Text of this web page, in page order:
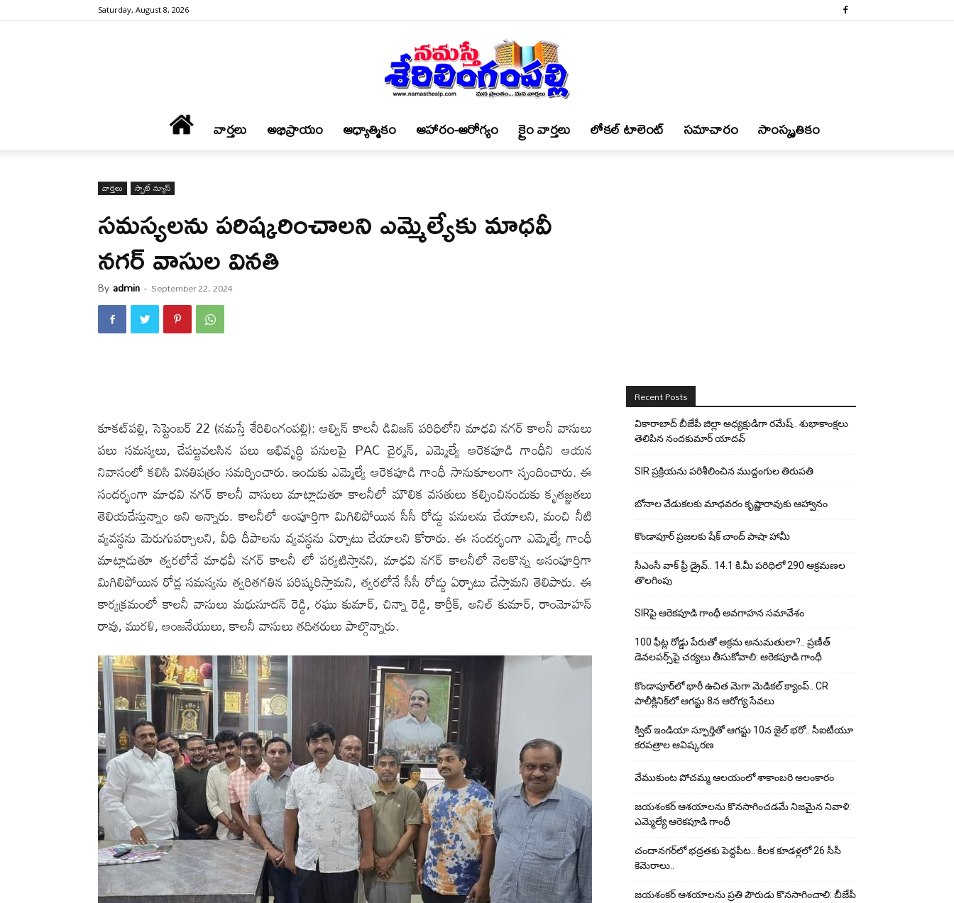
Saturday, August 8, 2026
శేరిలింగంపల్లి
వార్త‌లు అభిప్రాయం ఆధ్యాత్మికం ఆహారం-ఆరోగ్యం క్రైం వార్త‌లు లోకల్ టాలెంట్ స‌మాచారం సాంస్కృతికం
వార్త‌లు స్పాట్ న్యూస్
స‌మ‌స్య‌ల‌ను ప‌రిష్క‌రించాల‌ని ఎమ్మెల్యేకు మాధ‌వీ
న‌గ‌ర్ వాసుల విన‌తి
By admin - September 22, 2024
కూక‌ట్‌ప‌ల్లి, సెప్టెంబ‌ర్ 22 (న‌మ‌స్తే శేరిలింగంప‌ల్లి): ఆల్విన్ కాలనీ డివిజన్ పరిధిలోని మాధవి నగర్ కాలనీ వాసులు
పలు సమస్యలు, చేపట్టవలసిన పలు అభివృద్ధి పనులపై PAC చైర్మన్, ఎమ్మెల్యే ఆరెకపూడి గాంధీని ఆయ‌న‌
నివాసంలో కలిసి వినతిపత్రం సమర్పించారు. ఇందుకు ఎమ్మెల్యే ఆరెకపూడి గాంధీ సానుకూలంగా స్పందించారు. ఈ
సందర్భంగా మాధవి నగర్ కాలనీ వాసులు మాట్లాడుతూ కాలనీలో మౌలిక వసతులు క‌ల్పించినందుకు కృతజ్ఞతలు
తెలియచేస్తున్నాం అని అన్నారు. కాలనీలో అంపూర్తిగా మిగిలిపోయిన సీసీ రోడ్డు ప‌నులను చేయాలని, మంచి నీటి
వ్యవస్థను మెరుగుపర్చాలని, వీధి దీపాలను వ్యవస్థను ఏర్పాటు చేయాలని కోరారు. ఈ సందర్భంగా ఎమ్మెల్యే గాంధీ
మాట్లాడుతూ త్వరలోనే మాధవీ నగర్ కాలనీ లో పర్యటిస్తానని, మాధవి నగర్ కాలనీలో నెలకొన్న అసంపూర్తిగా
మిగిలిపోయిన రోడ్ల సమస్యను త్వరితగతిన పరిష్కరిస్తామని, త్వరలోనే సీసీ రోడ్డు ఏర్పాటు చేస్తామని తెలిపారు. ఈ
కార్యక్రమంలో కాలనీ వాసులు మధుసూదన్ రెడ్డి, రఘు కుమార్, చిన్నా రెడ్డి, కార్తీక్, అనిల్ కుమార్, రాంమోహన్
రావు, మురళి, ఆంజనేయులు, కాలనీ వాసులు తదితరులు పాల్గొన్నారు.
Recent Posts
వికారాబాద్ బీజేపీ జిల్లా అధ్యక్షుడిగా రమేష్‌.. శుభాకాంక్షలు
తెలిపిన నందకుమార్ యాదవ్
SIR ప్రక్రియను పరిశీలించిన ముద్దంగుల తిరుపతి
బోనాల వేడుకలకు మాధవరం కృష్ణారావుకు ఆహ్వానం
కొండాపూర్ ప్రజలకు షేక్ చాంద్ పాషా హామీ
సీఎంసీ వాక్ ఫ్రీ డ్రైవ్.. 14.1 కి.మీ పరిధిలో 290 ఆక్రమణల
తొలగింపు
SIRపై ఆరెకపూడి గాంధీ అవగాహన సమావేశం
100 ఫీట్ల రోడ్డు పేరుతో అక్రమ అనుమతులా?.. ప్రణీత్
డెవలపర్స్‌పై చర్యలు తీసుకోవాలి: ఆరెకపూడి గాంధీ
కొండాపూర్‌లో భారీ ఉచిత మెగా మెడికల్ క్యాంప్.. CR
పాలీక్లినిక్‌లో ఆగస్టు 8న ఆరోగ్య సేవలు
క్విట్ ఇండియా స్ఫూర్తితో ఆగస్టు 10న జైల్ భరో.. సీఐటీయూ
కరపత్రాల ఆవిష్కరణ
వేముకుంట పోచమ్మ ఆలయంలో శాకాంబరి అలంకారం
జయశంకర్ ఆశయాలను కొనసాగించడమే నిజమైన నివాళి:
ఎమ్మెల్యే ఆరెక‌పూడి గాంధీ
చందానగర్‌లో భద్రతకు పెద్దపీట.. కీలక కూడళ్లలో 26 సీసీ
కెమెరాలు..
జయశంకర్ ఆశయాలను ప్రతి పౌరుడు కొనసాగించాలి: బీజేపీ